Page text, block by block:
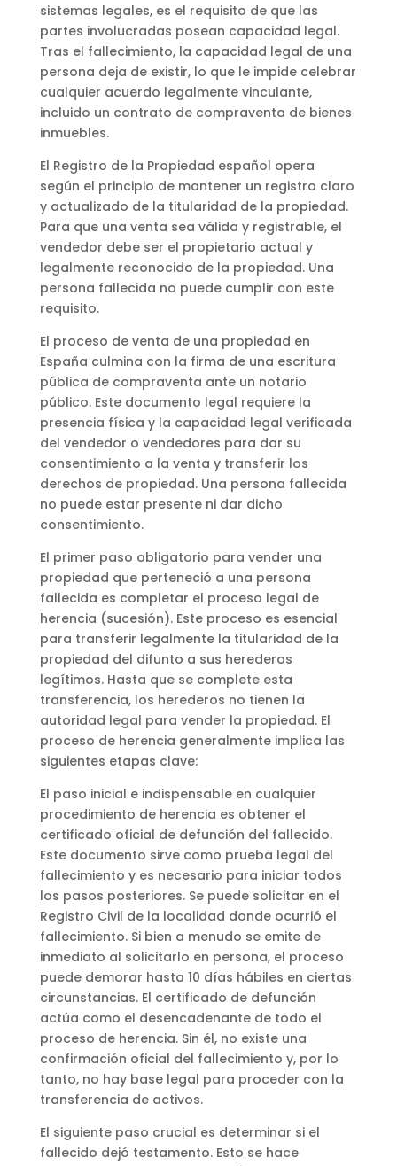
sistemas legales, es el requisito de que las
partes involucradas posean capacidad legal.
Tras el fallecimiento, la capacidad legal de una
persona deja de existir, lo que le impide celebrar
cualquier acuerdo legalmente vinculante,
incluido un contrato de compraventa de bienes
inmuebles.
El Registro de la Propiedad español opera
según el principio de mantener un registro claro
y actualizado de la titularidad de la propiedad.
Para que una venta sea válida y registrable, el
vendedor debe ser el propietario actual y
legalmente reconocido de la propiedad. Una
persona fallecida no puede cumplir con este
requisito.
El proceso de venta de una propiedad en
España culmina con la firma de una escritura
pública de compraventa ante un notario
público. Este documento legal requiere la
presencia física y la capacidad legal verificada
del vendedor o vendedores para dar su
consentimiento a la venta y transferir los
derechos de propiedad. Una persona fallecida
no puede estar presente ni dar dicho
consentimiento.
El primer paso obligatorio para vender una
propiedad que perteneció a una persona
fallecida es completar el proceso legal de
herencia (sucesión). Este proceso es esencial
para transferir legalmente la titularidad de la
propiedad del difunto a sus herederos
legítimos. Hasta que se complete esta
transferencia, los herederos no tienen la
autoridad legal para vender la propiedad. El
proceso de herencia generalmente implica las
siguientes etapas clave:
El paso inicial e indispensable en cualquier
procedimiento de herencia es obtener el
certificado oficial de defunción del fallecido.
Este documento sirve como prueba legal del
fallecimiento y es necesario para iniciar todos
los pasos posteriores. Se puede solicitar en el
Registro Civil de la localidad donde ocurrió el
fallecimiento. Si bien a menudo se emite de
inmediato al solicitarlo en persona, el proceso
puede demorar hasta 10 días hábiles en ciertas
circunstancias. El certificado de defunción
actúa como el desencadenante de todo el
proceso de herencia. Sin él, no existe una
confirmación oficial del fallecimiento y, por lo
tanto, no hay base legal para proceder con la
transferencia de activos.
El siguiente paso crucial es determinar si el
fallecido dejó testamento. Esto se hace